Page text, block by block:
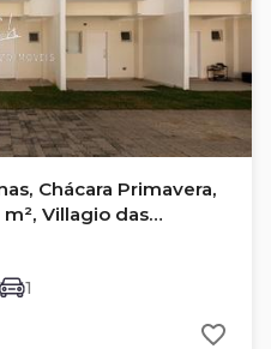
Chácara Primavera,
Villagio das
1